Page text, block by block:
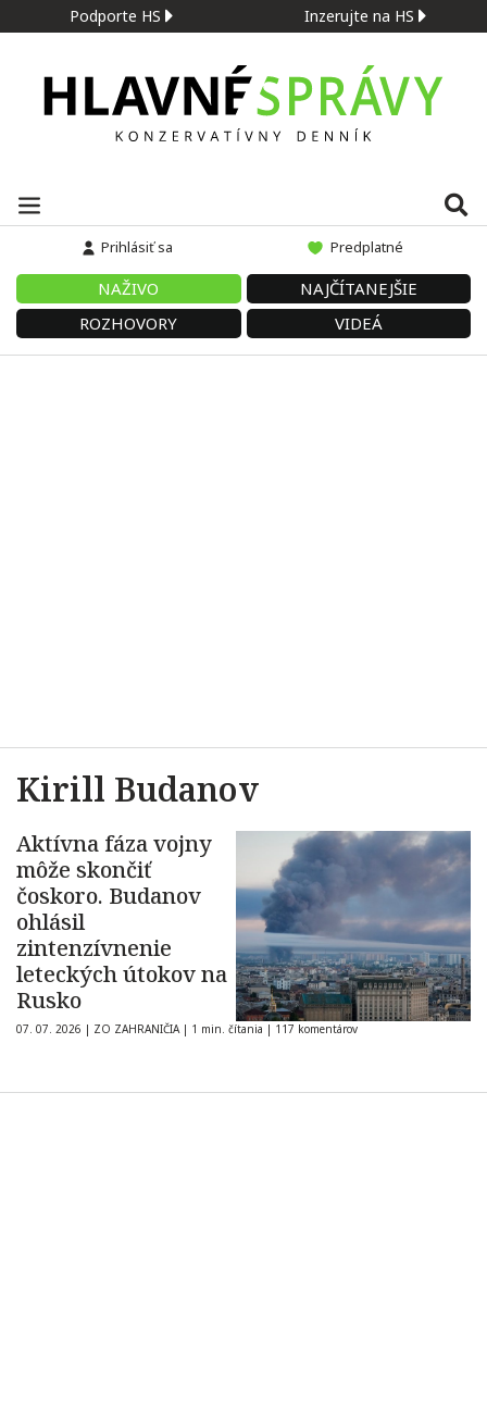
Podporte HS Inzerujte na HS
Prihlásiť sa Predplatné
NAŽIVO
NAJČÍTANEJŠIE
ROZHOVORY
VIDEÁ
Kirill Budanov
Aktívna fáza vojny
môže skončiť
čoskoro. Budanov
ohlásil
zintenzívnenie
leteckých útokov na
Rusko
07. 07. 2026 | ZO ZAHRANIČIA | 1 min. čítania | 117 komentárov